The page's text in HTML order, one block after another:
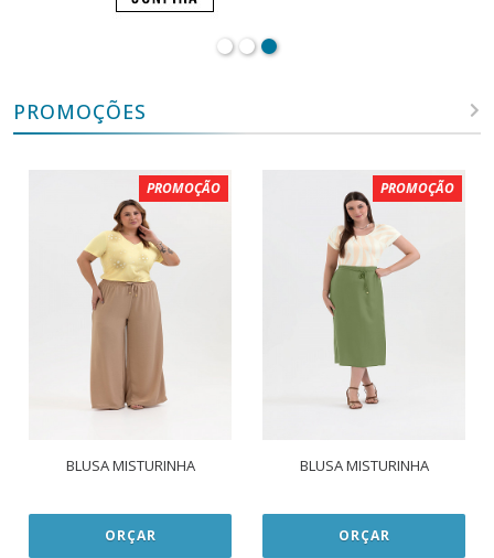
PROMOÇÕES
PROMOÇÃO
BLUSA MISTURINHA
ORÇAR
PROMOÇÃO
BLUSA MISTURINHA
ORÇAR